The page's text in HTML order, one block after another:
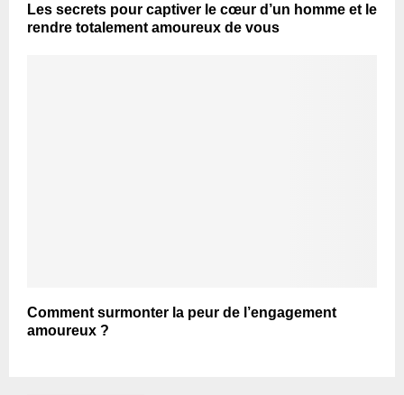
Les secrets pour captiver le cœur d’un homme et le
rendre totalement amoureux de vous
Comment surmonter la peur de l’engagement
amoureux ?